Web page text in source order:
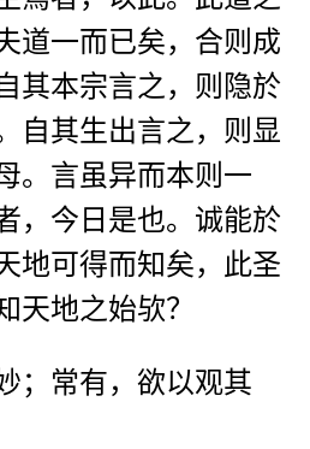
道一而已矣，合则成
其本宗言之，则隐於
自其生出言之，则显
。言虽异而本则一
，今日是也。诚能於
地可得而知矣，此圣
天地之始欤？
；常有，欲以观其